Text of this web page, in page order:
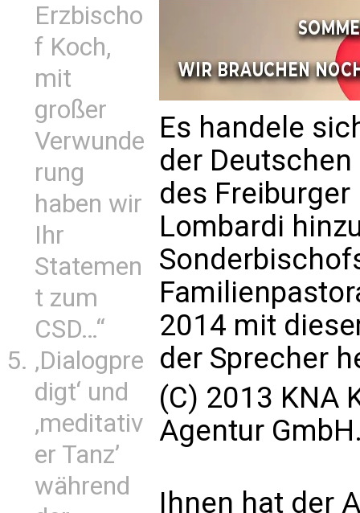
Erzbischo
f Koch,
mit
großer
Verwunde
rung
haben wir
Ihr
Statemen
t zum
CSD…“
‚Dialogpre
digt‘ und
‚meditativ
er Tanz’
während
Es handele
der
des
Lombardi
2014 mit
der Sprecher
(C) 2013 KNA
Agentur
Ihnen hat der